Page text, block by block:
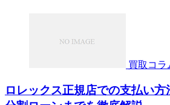
買取コラ
ロレックス正規店での支払い方